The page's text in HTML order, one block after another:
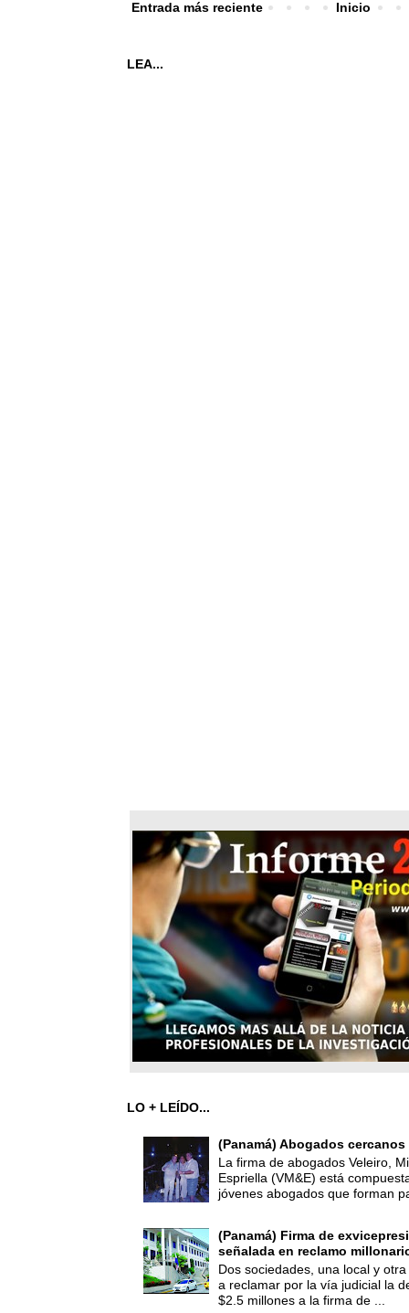
Entrada más reciente Inicio
LEA...
LO + LEÍDO...
(Panamá) Abogados
La firma de abogados Veleiro,
Espriella (VM&E) está
jóvenes abogados que forman
(Panamá) Firma de
señalada en reclamo
Dos sociedades, una local y
a reclamar por la vía judicial la
$2.5 millones a la firma de ...